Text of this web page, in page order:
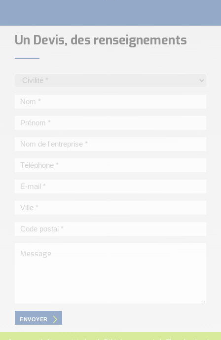
Un Devis, des renseignements
ENVOYER